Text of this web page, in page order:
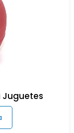
Juguetes